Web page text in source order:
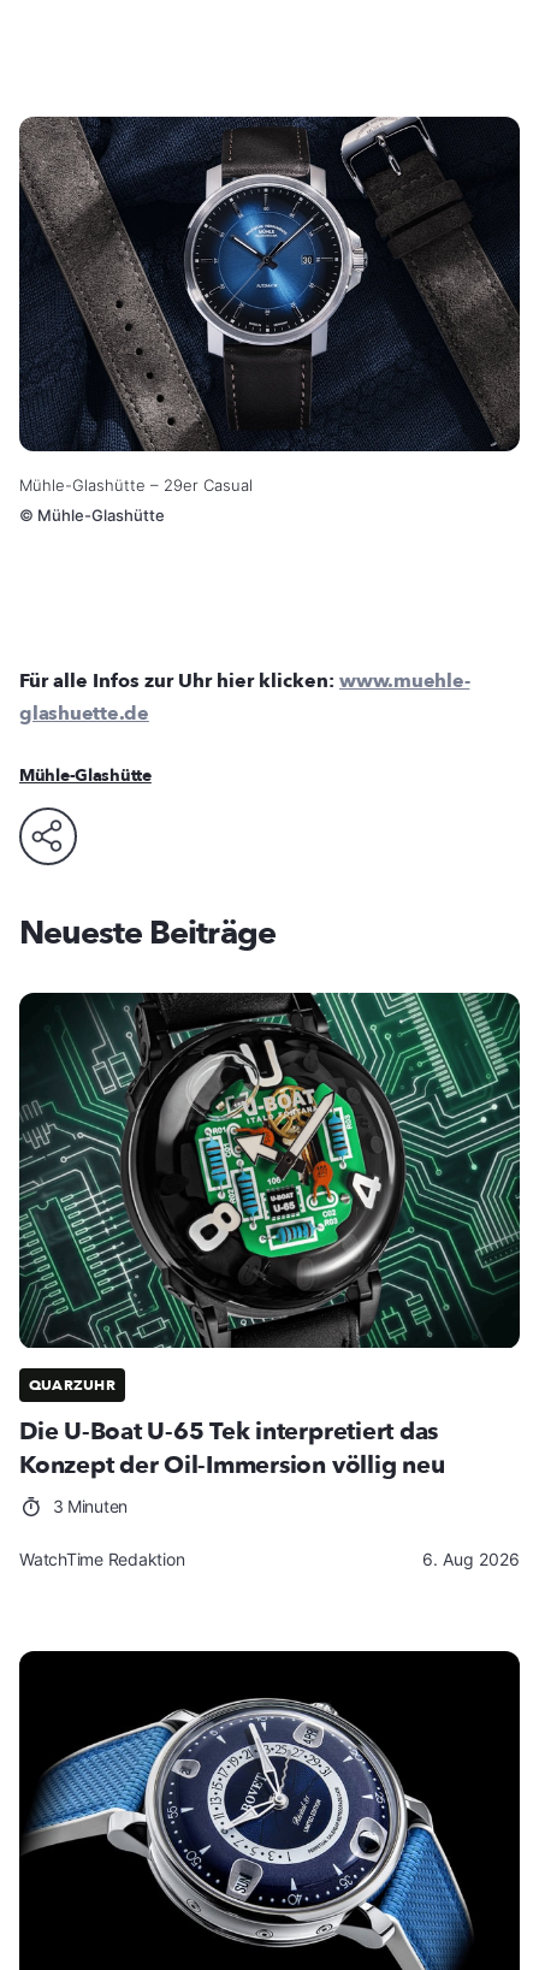
Mühle-Glashütte – 29er Casual
© Mühle-Glashütte
Für alle Infos zur Uhr hier klicken: www.muehle-
glashuette.de
Mühle-Glashütte
Neueste Beiträge
QUARZUHR
Die U-Boat U-65 Tek interpretiert das
Konzept der Oil-Immersion völlig neu
3 Minuten
WatchTime Redaktion 6. Aug 2026